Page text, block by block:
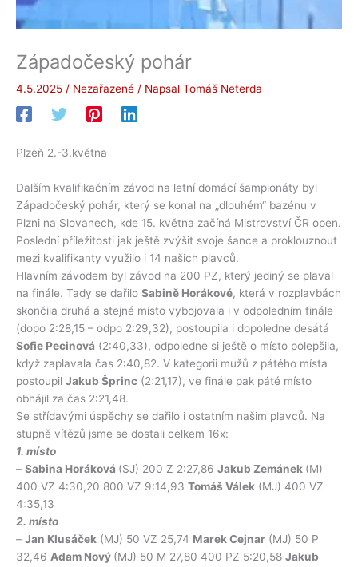
Západočeský pohár
4.5.2025 / Nezařazené / Napsal Tomáš Neterda
Plzeň 2.-3.května
Dalším kvalifikačním závod na letní domácí šampionáty byl
Západočeský pohár, který se konal na „dlouhém“ bazénu v
Plzni na Slovanech, kde 15. května začíná Mistrovství ČR open.
Poslední příležitosti jak ještě zvýšit svoje šance a proklouznout
mezi kvalifikanty využilo i 14 našich plavců.
Hlavním závodem byl závod na 200 PZ, který jediný se plaval
na finále. Tady se dařilo Sabině Horákové, která v rozplavbách
skončila druhá a stejné místo vybojovala i v odpoledním finále
(dopo 2:28,15 – odpo 2:29,32), postoupila i dopoledne desátá
Sofie Pecinová (2:40,33), odpoledne si ještě o místo polepšila,
když zaplavala čas 2:40,82. V kategorii mužů z pátého místa
postoupil Jakub Šprinc (2:21,17), ve finále pak páté místo
obhájil za čas 2:21,48.
Se střídavými úspěchy se dařilo i ostatním našim plavců. Na
stupně vítězů jsme se dostali celkem 16x:
1. místo
– Sabina Horáková (SJ) 200 Z 2:27,86 Jakub Zemánek (M)
400 VZ 4:30,20 800 VZ 9:14,93 Tomáš Válek (MJ) 400 VZ
4:35,13
2. místo
– Jan Klusáček (MJ) 50 VZ 25,74 Marek Cejnar (MJ) 50 P
32,46 Adam Nový (MJ) 50 M 27,80 400 PZ 5:20,58 Jakub